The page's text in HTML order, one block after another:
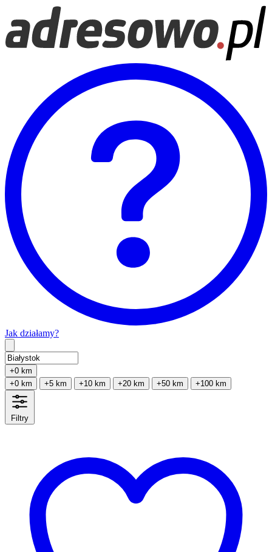
Jak działamy?
+0 km
+0 km
+5 km +10 km +20 km +50 km +100 km
Filtry